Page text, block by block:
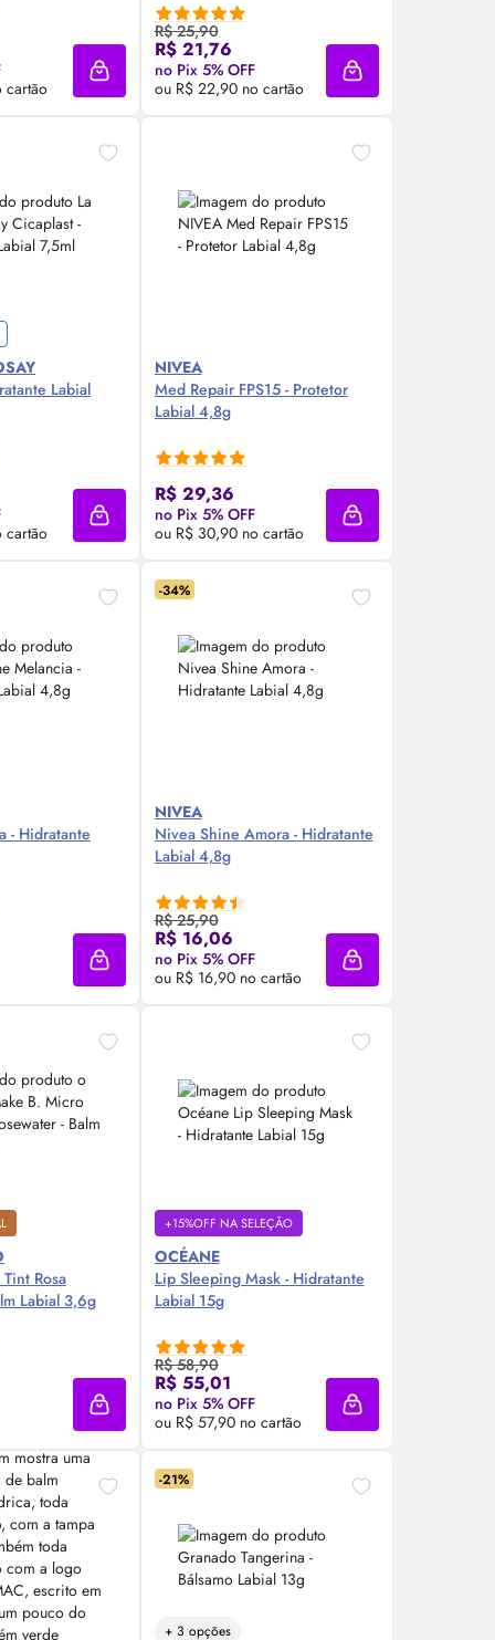
cartão
Agora ❯
Adicionar à sacola
R$ 25,90
R$ 21,76
no Pix 5% OFF
ou R$ 22,90 no cartão
Compre Agora ❯
Adicionar à sacola
Labial
cartão
Agora ❯
Adicionar à sacola
NIVEA
Med Repair FPS15 - Protetor
Labial 4,8g
R$ 29,36
no Pix 5% OFF
ou R$ 30,90 no cartão
Compre Agora ❯
Adicionar à sacola
- Hidratante
Agora ❯
Adicionar à sacola
-34%
NIVEA
Nivea Shine Amora - Hidratante
Labial 4,8g
R$ 25,90
R$ 16,06
no Pix 5% OFF
ou R$ 16,90 no cartão
Compre Agora ❯
Adicionar à sacola
Tint Rosa
Labial 3,6g
Agora ❯
Adicionar à sacola
+15%OFF NA SELEÇÃO
OCÉANE
LipSleeping Mask - Hidratante
Labial 15g
R$ 58,90
R$ 55,01
no Pix 5% OFF
ou R$ 57,90 no cartão
Compre Agora ❯
Adicionar à sacola
-21%
+ 3 opções